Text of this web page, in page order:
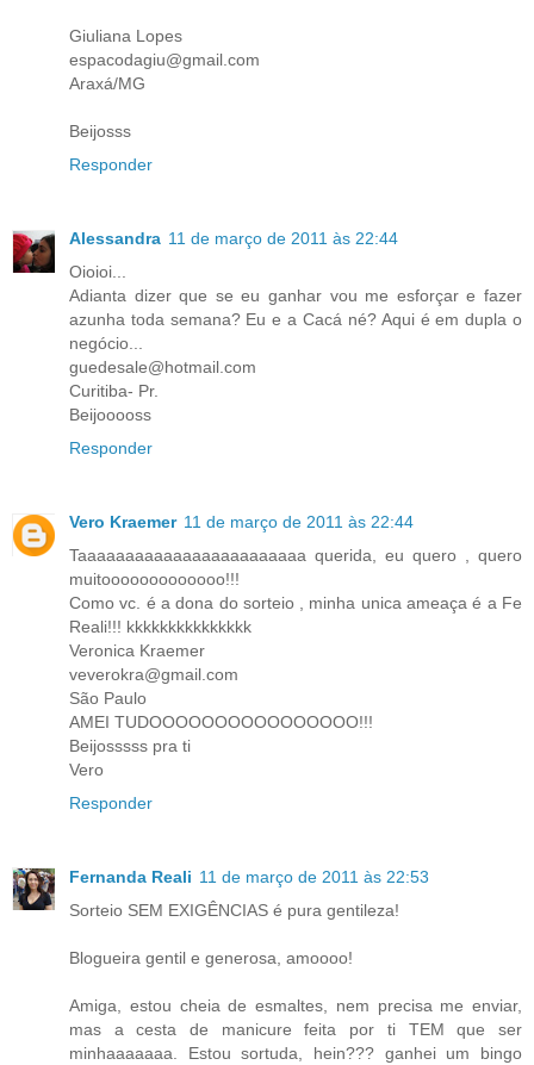
Giuliana Lopes
espacodagiu@gmail.com
Araxá/MG
Beijosss
Responder
Alessandra 11 de março de 2011 às 22:44
Oioioi...
Adianta dizer que se eu ganhar vou me esforçar e fazer
azunha toda semana? Eu e a Cacá né? Aqui é em dupla o
negócio...
guedesale@hotmail.com
Curitiba- Pr.
Beijooooss
Responder
Vero Kraemer 11 de março de 2011 às 22:44
Taaaaaaaaaaaaaaaaaaaaaaaa querida, eu quero , quero
muitooooooooooooo!!!
Como vc. é a dona do sorteio , minha unica ameaça é a Fe
Reali!!! kkkkkkkkkkkkkkk
Veronica Kraemer
veverokra@gmail.com
São Paulo
AMEI TUDOOOOOOOOOOOOOOOO!!!
Beijosssss pra ti
Vero
Responder
Fernanda Reali 11 de março de 2011 às 22:53
Sorteio SEM EXIGÊNCIAS é pura gentileza!
Blogueira gentil e generosa, amoooo!
Amiga, estou cheia de esmaltes, nem precisa me enviar,
mas a cesta de manicure feita por ti TEM que ser
minhaaaaaaa. Estou sortuda, hein??? ganhei um bingo